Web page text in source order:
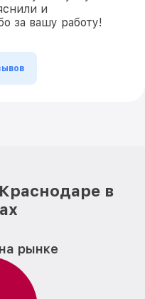
и
за вашу работу!
в
рынке